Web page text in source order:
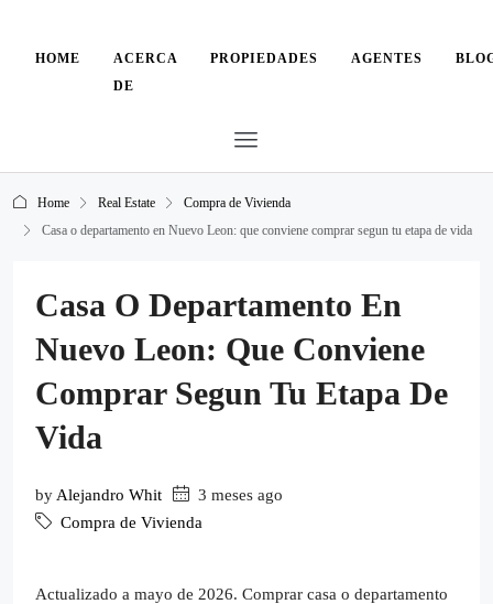
HOME
ACERCA
DE
PROPIEDADES AGENTES
Home Real Estate
Compra de Vivienda
Casa o departamento en Nuevo Leon: que conviene comprar segun tu etapa de vida
Casa O Departamento En
Nuevo Leon: Que Conviene
Comprar Segun Tu Etapa De
Vida
by Alejandro Whit
3 meses ago
Compra de Vivienda
Actualizado a mayo de 2026. Comprar casa o departamento